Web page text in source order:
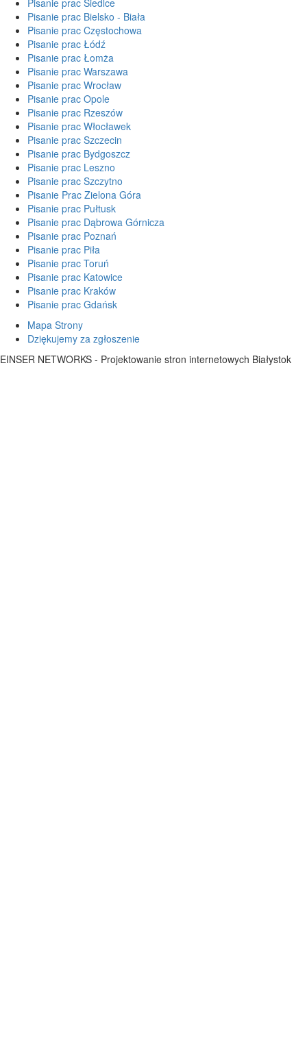
Pisanie prac Siedlce
Pisanie prac Bielsko - Biała
Pisanie prac Częstochowa
Pisanie prac Łódź
Pisanie prac Łomża
Pisanie prac Warszawa
Pisanie prac Wrocław
Pisanie prac Opole
Pisanie prac Rzeszów
Pisanie prac Włocławek
Pisanie prac Szczecin
Pisanie prac Bydgoszcz
Pisanie prac Leszno
Pisanie prac Szczytno
Pisanie Prac Zielona Góra
Pisanie prac Pułtusk
Pisanie prac Dąbrowa Górnicza
Pisanie prac Poznań
Pisanie prac Piła
Pisanie prac Toruń
Pisanie prac Katowice
Pisanie prac Kraków
Pisanie prac Gdańsk
Mapa Strony
Dziękujemy za zgłoszenie
EINSER NETWORKS - Projektowanie stron internetowych Białystok